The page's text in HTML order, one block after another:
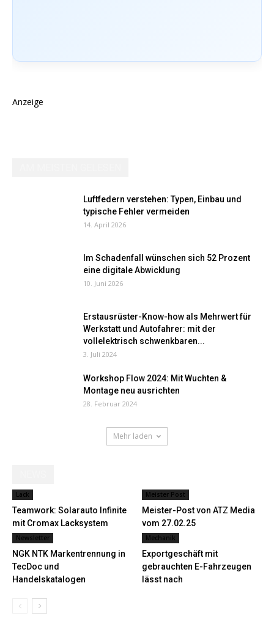
Anzeige
Luftfedern verstehen: Typen, Einbau und
typische Fehler vermeiden
14. April 2026
Im Schadenfall wünschen sich 52 Prozent
eine digitale Abwicklung
10. Juni 2026
Erstausrüster-Know-how als Mehrwert für
Werkstatt und Autofahrer: mit der
vollelektrisch schwenkbaren...
3. Juli 2024
Workshop Flow 2024: Mit Wuchten &
Montage neu ausrichten
28. Februar 2024
Mehr laden
Lack
Teamwork: Solarauto Infinite
mit Cromax Lacksystem
Meister Post
Meister-Post von ATZ Media
vom 27.02.25
Newsletter
NGK NTK Markentrennung in
TecDoc und
Handelskatalogen
Mechanik
Exportgeschäft mit
gebrauchten E-Fahrzeugen
lässt nach